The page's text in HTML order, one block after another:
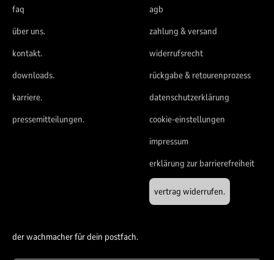
faq
über uns.
kontakt.
downloads.
karriere.
pressemitteilungen.
agb
zahlung & versand
widerrufsrecht
rückgabe & retourenprozess
datenschutzerklärung
cookie-einstellungen
impressum
erklärung zur barrierefreiheit
vertrag widerrufen.
der wachmacher für dein postfach.